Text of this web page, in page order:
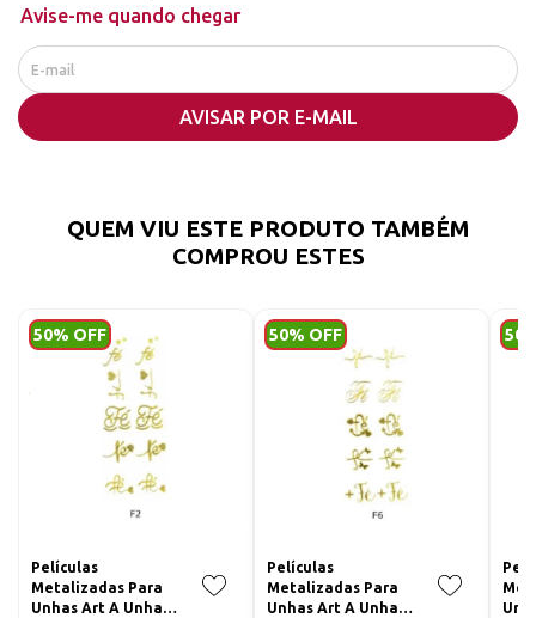
Avise-me quando chegar
AVISAR POR E-MAIL
QUEM VIU ESTE PRODUTO TAMBÉM
COMPROU ESTES
50% OFF
Películas
Metalizadas Para
Unhas Art A Unhas
50% OFF
Películas
Metalizadas Para
Unhas Art A Unhas